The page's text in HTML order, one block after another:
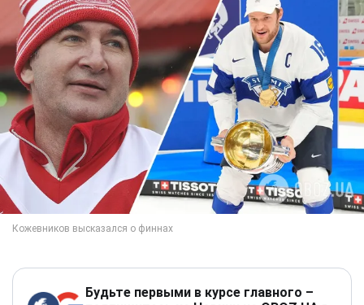
Будьте первыми в курсе главного –